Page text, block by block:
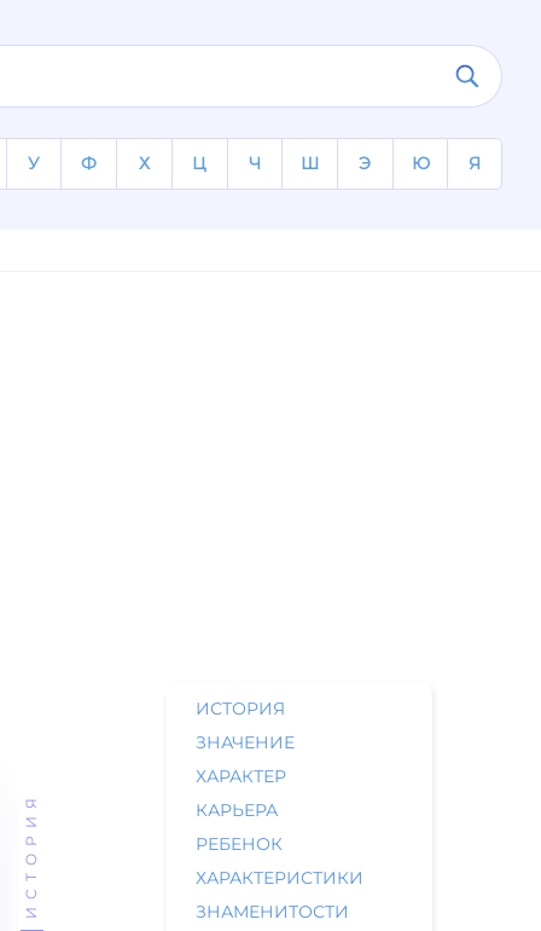
У Ф Х Ц Ч Ш Э Ю Я
ИСТОРИЯ
ИСТОРИЯ
ЗНАЧЕНИЕ
ХАРАКТЕР
КАРЬЕРА
РЕБЕНОК
ХАРАКТЕРИСТИКИ
ЗНАМЕНИТОСТИ